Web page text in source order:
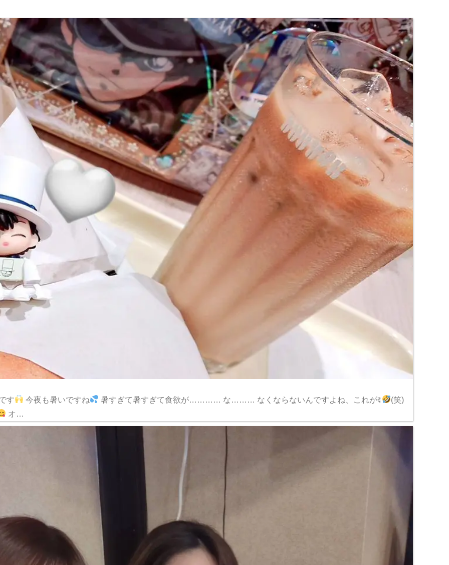
す 今夜も暑いですね 暑すぎて暑すぎて食欲が………… な……… なくならないんですよね、これがꉂ
(笑)
オ…